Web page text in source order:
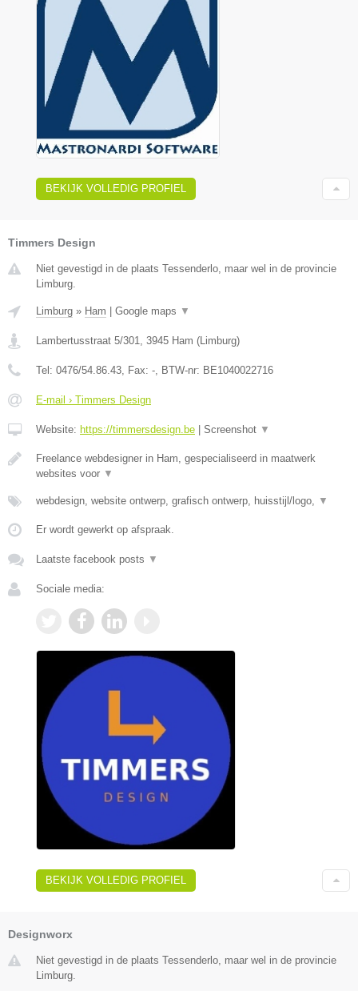
BEKIJK VOLLEDIG PROFIEL
Timmers Design
Niet gevestigd in de plaats Tessenderlo, maar wel in de provincie
Limburg.
Limburg » Ham Google maps ▼
Lambertusstraat 5/301, 3945 Ham (Limburg)
Tel: 0476/54.86.43, Fax: -, BTW-nr: BE1040022716
E-mail › Timmers Design
Website: https://timmersdesign.be Screenshot ▼
Freelance webdesigner in Ham, gespecialiseerd in maatwerk
websites voor ▼
webdesign, website ontwerp, grafisch ontwerp, huisstijl/logo, ▼
Er wordt gewerkt op afspraak.
Laatste facebook posts ▼
Sociale media:
BEKIJK VOLLEDIG PROFIEL
Designworx
Niet gevestigd in de plaats Tessenderlo, maar wel in de provincie
Limburg.